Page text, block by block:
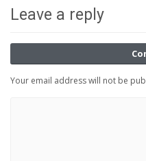
Leave a reply
Your email address will not be